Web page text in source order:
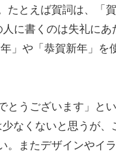
とえば賀詞は、「賀
に書くのは失礼にあ
」や「恭賀新年」を
とうございます」と
なくないと思うが、
。またデザインやイ